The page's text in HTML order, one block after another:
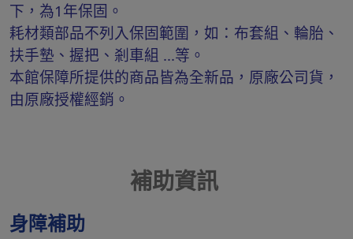
下，為1年保固。
耗材類部品不列入保固範圍，如：布套組、輪胎、
扶手墊、握把、剎車組 ...等。
本館保障所提供的商品皆為全新品，原廠公司貨，
由原廠授權經銷。
補助資訊
身障補助